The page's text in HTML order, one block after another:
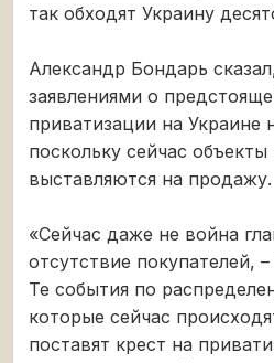
так обходят Украину
Александр Бондарь
заявлениями о
приватизации на Украине
поскольку сейчас объекты
выставляются на продажу.
«Сейчас даже не война
отсутствие покупателей,
Те события по
которые сейчас
поставят крест на